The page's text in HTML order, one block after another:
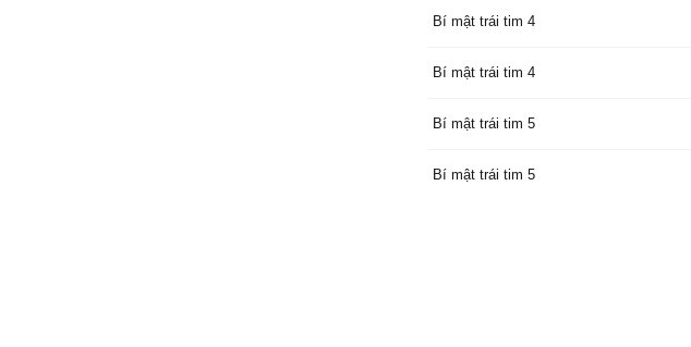
Bí mật trái tim 4
Bí mật trái tim 4
Bí mật trái tim 5
Bí mật trái tim 5